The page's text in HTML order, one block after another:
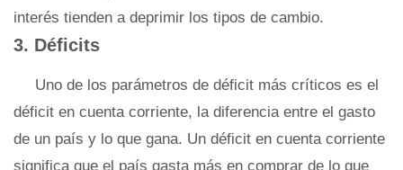
interés tienden a deprimir los tipos de cambio.
3. Déficits
Uno de los parámetros de déficit más críticos es el
déficit en cuenta corriente, la diferencia entre el gasto
de un país y lo que gana. Un déficit en cuenta corriente
significa que el país gasta más en comprar de lo que